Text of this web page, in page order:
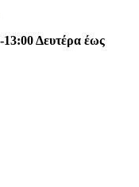
13:00 Δευτέρα έως